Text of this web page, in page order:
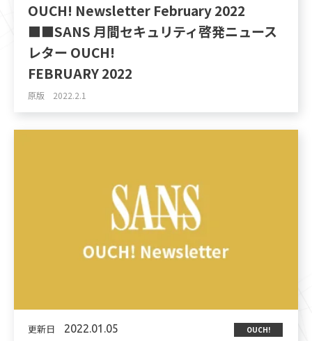
OUCH! Newsletter February 2022
■■SANS 月間セキュリティ啓発ニュース
レター OUCH!
FEBRUARY 2022
原版 2022.2.1
更新日 2022.01.05 OUCH!